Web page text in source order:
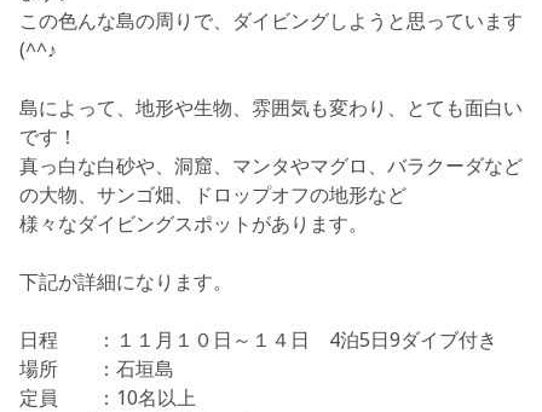
この色んな島の周りで、ダイビングしようと思っています
(^^♪
島によって、地形や生物、雰囲気も変わり、とても面白い
です！
真っ白な白砂や、洞窟、マンタやマグロ、バラクーダなど
の大物、サンゴ畑、ドロップオフの地形など
様々なダイビングスポットがあります。
下記が詳細になります。
日程 ： １１月１０日～１４日 4泊5日9ダイブ付き
場所 ：石垣島
定員 ：10名以上